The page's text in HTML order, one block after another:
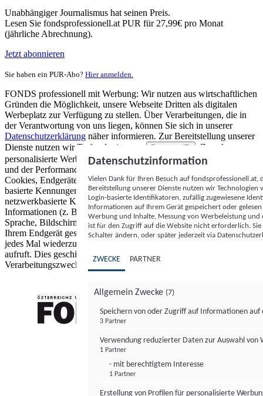
Unabhängiger Journalismus hat seinen Preis.
Lesen Sie fondsprofessionell.at PUR für 27,99€ pro Monat
(jährliche Abrechnung).
Jetzt abonnieren
Sie haben ein PUR-Abo? Hier anmelden.
FONDS professionell mit Werbung: Wir nutzen aus wirtschaftlichen
Gründen die Möglichkeit, unsere Webseite Dritten als digitalen
Werbeplatz zur Verfügung zu stellen. Über Verarbeitungen, die in
der Verantwortung von uns liegen, können Sie sich in unserer
Datenschutzerklärung näher informieren. Zur Bereitstellung unserer
Dienste nutzen wir Technologien von
Partnern (5)
. Zwecke:
personalisierte Werbung und Inhalte, Messung von Werbeleistung
und der Performance von Inhalten sowie Zielgruppenforschung.
Cookies, Endgeräte- oder ähnliche Online-Kennungen (z. B. login-
basierte Kennungen, zufällig generierte Kennungen,
netzwerkbasierte Kennungen) können zusammen mit anderen
Informationen (z. B. Browsertyp und Browserinformationen,
Sprache, Bildschirmgröße, unterstützte Technologien usw.) auf
Ihrem Endgerät gespeichert oder von dort ausgelesen werden, um es
jedes Mal wiederzuerkennen, wenn es eine App oder einer Webseite
aufruft. Dies geschieht für einen oder mehrere der hier aufgeführten
Verarbeitungszwecke.
Datenschutzinformation
Vielen Dank für Ihren Besuch auf
Bereitstellung unserer Dienste nutzen wir Technologien
Login-basierte Identifikatoren, zufällig zugewiesene
Informationen auf Ihrem Gerät gespeichert oder
Werbung und Inhalte, Messung von Werbeleistung
ist für den Zugriff auf die Website nicht erforderlich.
Schalter ändern, oder später jederzeit via
ZWECKE PARTNER
Allgemein Zwecke (7)
Speichern von oder Zugriff auf Informationen auf
3 Partner
Verwendung reduzierter Daten zur Auswahl von
1 Partner
- mit berechtigtem Interesse
1 Partner
Erstellung von Profilen für personalisierte
FONDS professionell